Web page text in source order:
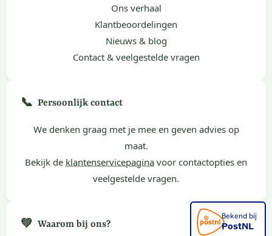
Ons verhaal
Klantbeoordelingen
Nieuws & blog
Contact & veelgestelde vragen
📞 Persoonlijk contact
We denken graag met je mee en geven advies op
maat.
Bekijk de klantenservicepagina voor contactopties en
veelgestelde vragen.
💚 Waarom bij ons?